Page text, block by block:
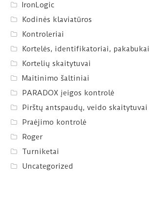
IronLogic
Kodinės klaviatūros
Kontroleriai
Kortelės, identifikatoriai, pakabukai
Kortelių skaitytuvai
Maitinimo šaltiniai
PARADOX įeigos kontrolė
Pirštų antspaudų, veido skaitytuvai
Praėjimo kontrolė
Roger
Turniketai
Uncategorized